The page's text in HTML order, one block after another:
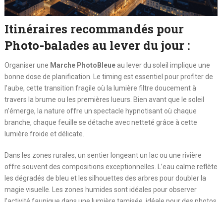
Itinéraires recommandés pour
Photo-balades au lever du jour :
Organiser une Marche PhotoBleueau lever du soleil implique une
bonne dose de planification. Le timing est essentiel pour profiter de
l’aube, cette transition fragile où la lumière filtre doucement à
travers la brume ou les premières lueurs. Bien avant que le soleil
n’émerge, la nature offre un spectacle hypnotisant où chaque
branche, chaque feuille se détache avec netteté grâce à cette
lumière froide et délicate.
Dans les zones rurales, un sentier longeant un lac ou une rivière
offre souvent des compositions exceptionnelles. L’eau calme reflète
les dégradés de bleu et les silhouettes des arbres pour doubler la
magie visuelle. Les zones humides sont idéales pour observer